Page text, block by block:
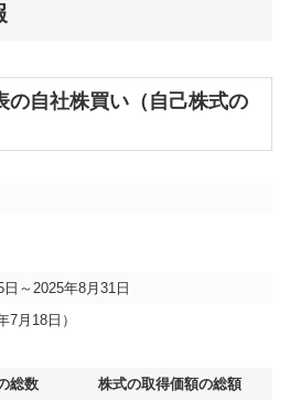
の自社株買い（自己株式の
～2025年8月31日
7月18日）
総数 株式の取得価額の総額